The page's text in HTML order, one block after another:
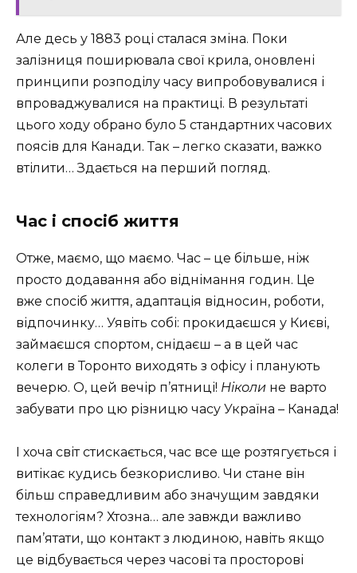
Але десь у 1883 році сталася зміна. Поки
залізниця поширювала свої крила, оновлені
принципи розподілу часу випробовувалися і
впроваджувалися на практиці. В результаті
цього ходу обрано було 5 стандартних часових
поясів для Канади. Так – легко сказати, важко
втілити… Здається на перший погляд.
Час і спосіб життя
Отже, маємо, що маємо. Час – це більше, ніж
просто додавання або віднімання годин. Це
вже спосіб життя, адаптація відносин, роботи,
відпочинку… Уявіть собі: прокидаєшся у Києві,
займаєшся спортом, снідаєш – а в цей час
колеги в Торонто виходять з офісу і планують
вечерю. О, цей вечір п’ятниці! Ніколи не варто
забувати про цю різницю часу Україна – Канада!
І хоча світ стискається, час все ще розтягується і
витікає кудись безкорисливо. Чи стане він
більш справедливим або значущим завдяки
технологіям? Хтозна… але завжди важливо
пам’ятати, що контакт з людиною, навіть якщо
це відбувається через часові та просторові